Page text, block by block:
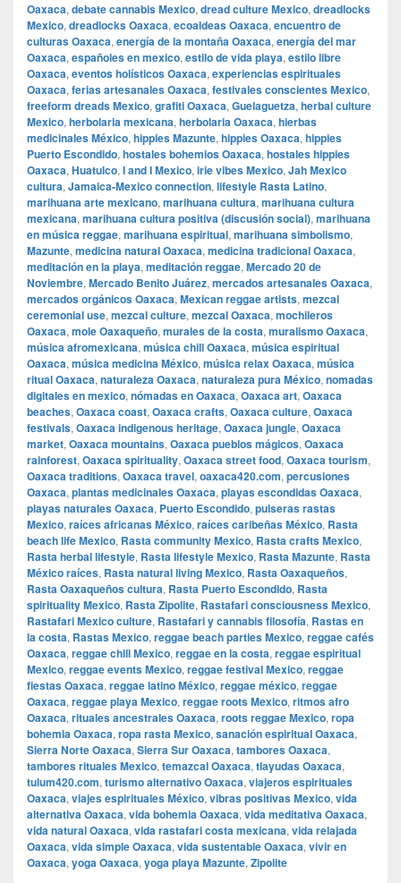
Oaxaca, debate cannabis Mexico, dread culture Mexico, dreadlocks
Mexico, dreadlocks Oaxaca, ecoaldeas Oaxaca, encuentro de
culturas Oaxaca, energía de la montaña Oaxaca, energía del mar
Oaxaca, españoles en mexico, estilo de vida playa, estilo libre
Oaxaca, eventos holísticos Oaxaca, experiencias espirituales
Oaxaca, ferias artesanales Oaxaca, festivales conscientes Mexico,
freeform dreads Mexico, grafiti Oaxaca, Guelaguetza, herbal culture
Mexico, herbolaria mexicana, herbolaria Oaxaca, hierbas
medicinales México, hippies Mazunte, hippies Oaxaca, hippies
Puerto Escondido, hostales bohemios Oaxaca, hostales hippies
Oaxaca, Huatulco, I and I Mexico, irie vibes Mexico, Jah Mexico
cultura, Jamaica-Mexico connection, lifestyle Rasta Latino,
marihuana arte mexicano, marihuana cultura, marihuana cultura
mexicana, marihuana cultura positiva (discusión social), marihuana
en música reggae, marihuana espiritual, marihuana simbolismo,
Mazunte, medicina natural Oaxaca, medicina tradicional Oaxaca,
meditación en la playa, meditación reggae, Mercado 20 de
Noviembre, Mercado Benito Juárez, mercados artesanales Oaxaca,
mercados orgánicos Oaxaca, Mexican reggae artists, mezcal
ceremonial use, mezcal culture, mezcal Oaxaca, mochileros
Oaxaca, mole Oaxaqueño, murales de la costa, muralismo Oaxaca,
música afromexicana, música chill Oaxaca, música espiritual
Oaxaca, música medicina México, música relax Oaxaca, música
ritual Oaxaca, naturaleza Oaxaca, naturaleza pura México, nomadas
digitales en mexico, nómadas en Oaxaca, Oaxaca art, Oaxaca
beaches, Oaxaca coast, Oaxaca crafts, Oaxaca culture, Oaxaca
festivals, Oaxaca indigenous heritage, Oaxaca jungle, Oaxaca
market, Oaxaca mountains, Oaxaca pueblos mágicos, Oaxaca
rainforest, Oaxaca spirituality, Oaxaca street food, Oaxaca tourism,
Oaxaca traditions, Oaxaca travel, oaxaca420.com, percusiones
Oaxaca, plantas medicinales Oaxaca, playas escondidas Oaxaca,
playas naturales Oaxaca, Puerto Escondido, pulseras rastas
Mexico, raíces africanas México, raíces caribeñas México, Rasta
beach life Mexico, Rasta community Mexico, Rasta crafts Mexico,
Rasta herbal lifestyle, Rasta lifestyle Mexico, Rasta Mazunte, Rasta
México raíces, Rasta natural living Mexico, Rasta Oaxaqueños,
Rasta Oaxaqueños cultura, Rasta Puerto Escondido, Rasta
spirituality Mexico, Rasta Zipolite, Rastafari consciousness Mexico,
Rastafari Mexico culture, Rastafari y cannabis filosofía, Rastas en
la costa, Rastas Mexico, reggae beach parties Mexico, reggae cafés
Oaxaca, reggae chill Mexico, reggae en la costa, reggae espiritual
Mexico, reggae events Mexico, reggae festival Mexico, reggae
fiestas Oaxaca, reggae latino México, reggae méxico, reggae
Oaxaca, reggae playa Mexico, reggae roots Mexico, ritmos afro
Oaxaca, rituales ancestrales Oaxaca, roots reggae Mexico, ropa
bohemia Oaxaca, ropa rasta Mexico, sanación espiritual Oaxaca,
Sierra Norte Oaxaca, Sierra Sur Oaxaca, tambores Oaxaca,
tambores rituales Mexico, temazcal Oaxaca, tlayudas Oaxaca,
tulum420.com, turismo alternativo Oaxaca, viajeros espirituales
Oaxaca, viajes espirituales México, vibras positivas Mexico, vida
alternativa Oaxaca, vida bohemia Oaxaca, vida meditativa Oaxaca,
vida natural Oaxaca, vida rastafari costa mexicana, vida relajada
Oaxaca, vida simple Oaxaca, vida sustentable Oaxaca, vivir en
Oaxaca, yoga Oaxaca, yoga playa Mazunte, Zipolite